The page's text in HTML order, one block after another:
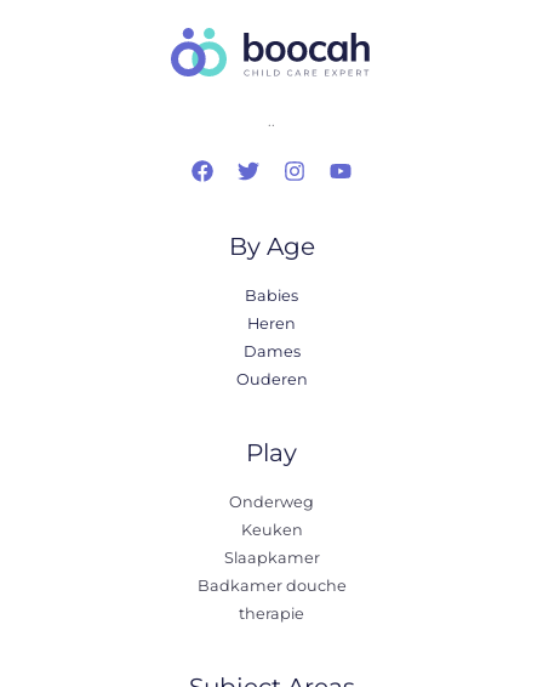
..
By Age
Babies
Heren
Dames
Ouderen
Play
Onderweg
Keuken
Slaapkamer
Badkamer douche
therapie